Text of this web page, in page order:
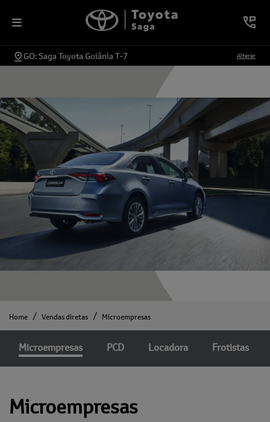
GO: Saga Toyota Goiânia T-7 Alterar
Home Vendas diretas Microempresas
Microempresas PCD Locadora Frotistas
Microempresas